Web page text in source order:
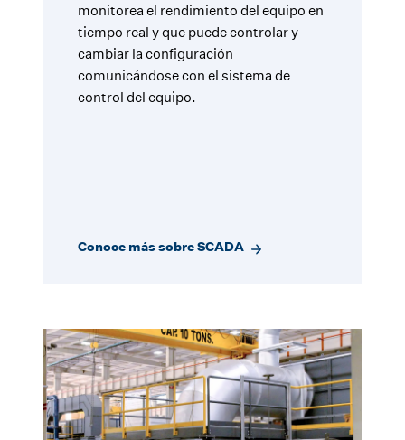
monitorea el rendimiento del equipo en
tiempo real y que puede controlar y
cambiar la configuración
comunicándose con el sistema de
control del equipo.
Conoce más sobre SCADA